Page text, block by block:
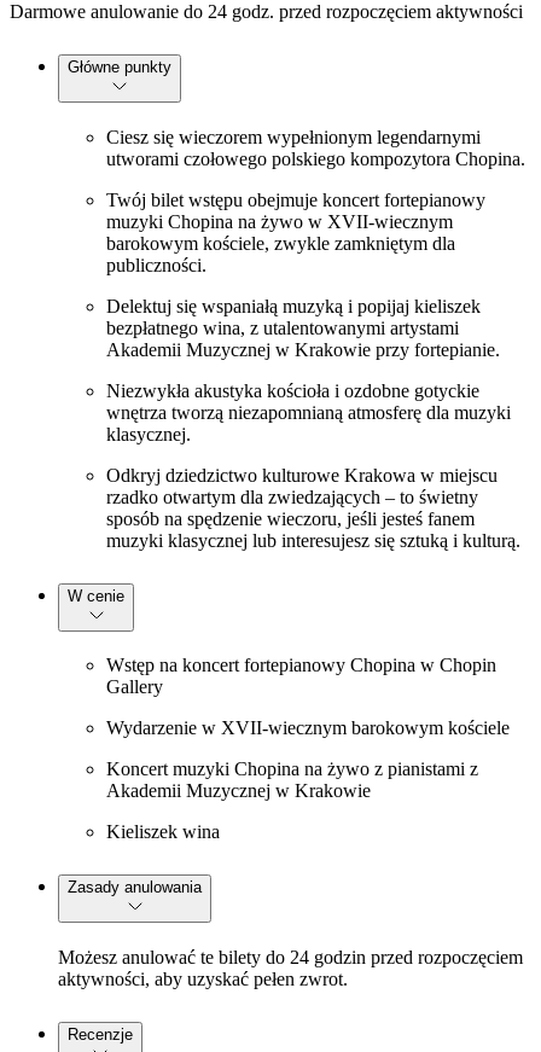
Darmowe anulowanie do 24 godz. przed rozpoczęciem aktywności
Główne punkty
Ciesz się wieczorem wypełnionym legendarnymi
utworami czołowego polskiego kompozytora Chopina.
Twój bilet wstępu obejmuje koncert fortepianowy
muzyki Chopina na żywo w XVII-wiecznym
barokowym kościele, zwykle zamkniętym dla
publiczności.
Delektuj się wspaniałą muzyką i popijaj kieliszek
bezpłatnego wina, z utalentowanymi artystami
Akademii Muzycznej w Krakowie przy fortepianie.
Niezwykła akustyka kościoła i ozdobne gotyckie
wnętrza tworzą niezapomnianą atmosferę dla muzyki
klasycznej.
Odkryj dziedzictwo kulturowe Krakowa w miejscu
rzadko otwartym dla zwiedzających – to świetny
sposób na spędzenie wieczoru, jeśli jesteś fanem
muzyki klasycznej lub interesujesz się sztuką i kulturą.
W cenie
Wstęp na koncert fortepianowy Chopina w Chopin
Gallery
Wydarzenie w XVII-wiecznym barokowym kościele
Koncert muzyki Chopina na żywo z pianistami z
Akademii Muzycznej w Krakowie
Kieliszek wina
Zasady anulowania
Możesz anulować te bilety do 24 godzin przed rozpoczęciem
aktywności, aby uzyskać pełen zwrot.
Recenzje